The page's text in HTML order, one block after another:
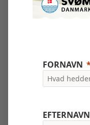
FORNAVN
EFTERNAVN